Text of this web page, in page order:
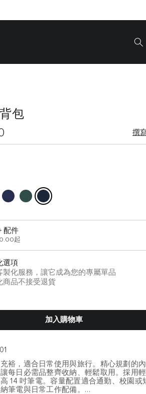
包
撰
配件
起
選項
製化服務，讓它成為您的專屬單品
商品不接受退貨
加入購物車
裕，適合日常使用與旅行。精心規劃的
每日必需品整齊收納、輕鬆取用。採用
14 吋筆電。容量配置適合通勤、校園或
筆電與日常工作配備。